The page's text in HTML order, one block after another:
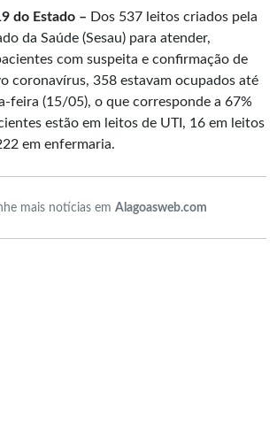
do Estado – Dos 537 leitos criados pela
da Saúde (Sesau) para atender,
com suspeita e confirmação de
coronavírus, 358 estavam ocupados até
feira (15/05), o que corresponde a 67%
estão em leitos de UTI, 16 em leitos
em enfermaria.
mais notícias em Alagoasweb.com